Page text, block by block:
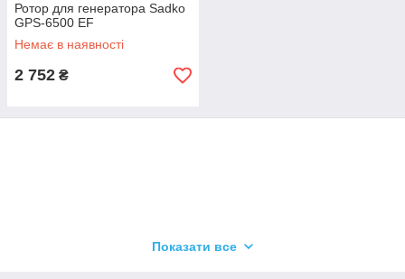
Ротор для генератора Sadko
GPS-6500 EF
Немає в наявності
2 752 ₴
Показати все